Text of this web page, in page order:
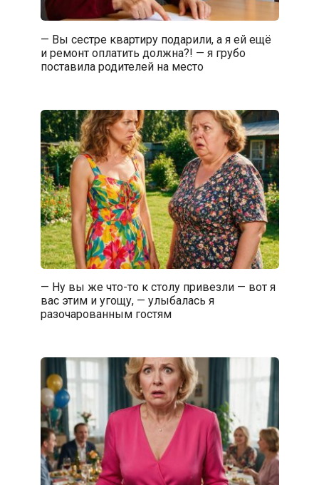
— Вы сестре квартиру подарили, а я ей ещё
и ремонт оплатить должна?! — я грубо
поставила родителей на место
— Ну вы же что-то к столу привезли — вот я
вас этим и угощу, — улыбалась я
разочарованным гостям